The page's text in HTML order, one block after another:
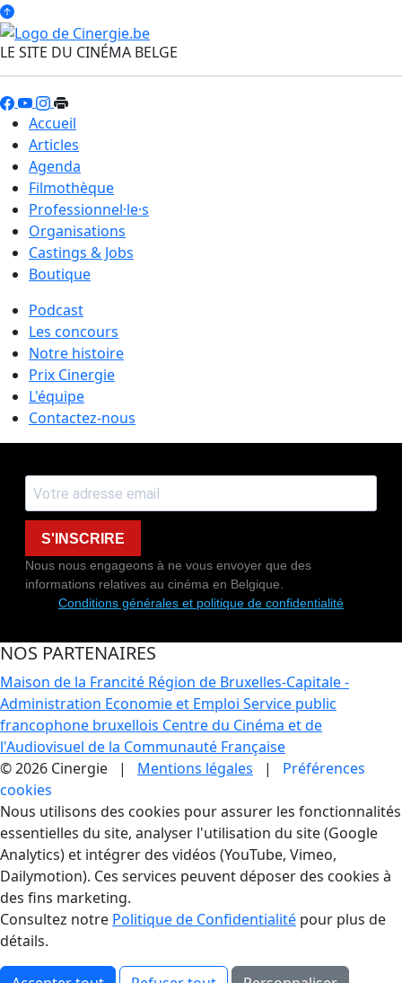
LE SITE DU CINÉMA BELGE
Accueil
Articles
Agenda
Filmothèque
Professionnel·le·s
Organisations
Castings & Jobs
Boutique
Podcast
Les concours
Notre histoire
Prix Cinergie
L'équipe
Contactez-nous
S'INSCRIRE
Nous nous engageons à ne vous envoyer que des
informations relatives au cinéma en Belgique.
Conditions générales et politique de confidentialité
NOS PARTENAIRES
Maison de la Francité Région de Bruxelles-Capitale -
Administration Economie et Emploi Service public
francophone bruxellois Centre du Cinéma et de
l'Audiovisuel de la Communauté Française
© 2026 Cinergie | Mentions légales | Préférences
cookies
Gestion des Cookies
Nous utilisons des cookies pour assurer les fonctionnalités
essentielles du site, analyser l'utilisation du site (Google
Analytics) et intégrer des vidéos (YouTube, Vimeo,
Dailymotion). Ces services peuvent déposer des cookies à
des fins marketing.
Consultez notre Politique de Confidentialité pour plus de
détails.